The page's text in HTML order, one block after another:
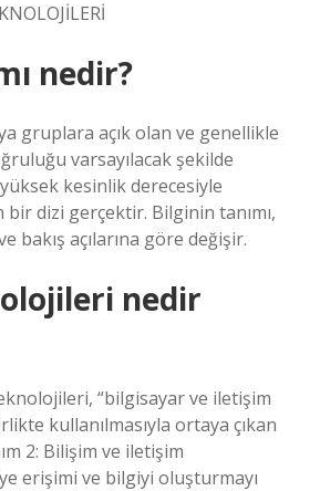
nedir?
gruplara açık olan ve genellikle
varsayılacak şekilde
kesinlik derecesiyle
dizi gerçektir. Bilginin tanımı,
bakış açılarına göre değişir.
nedir
“bilgisayar ve iletişim
kullanılmasıyla ortaya çıkan
2: Bilişim ve iletişim
erişimi ve bilgiyi oluşturmayı